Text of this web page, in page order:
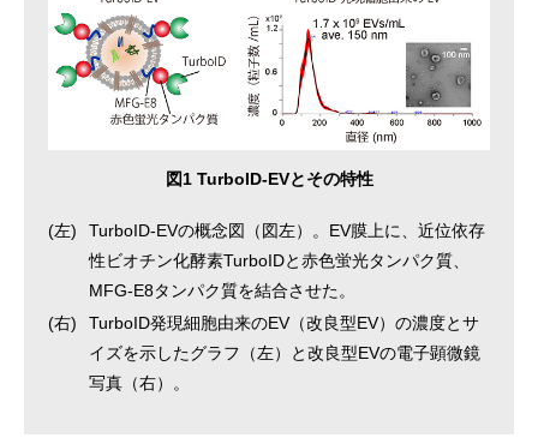
図1 TurboID-EVとその特性
(左)
TurboID-EVの概念図（図左）。EV膜上に、近位依存
性ビオチン化酵素TurboIDと赤色蛍光タンパク質、
MFG-E8タンパク質を結合させた。
(右)
TurboID発現細胞由来のEV（改良型EV）の濃度とサ
イズを示したグラフ（左）と改良型EVの電子顕微鏡
写真（右）。